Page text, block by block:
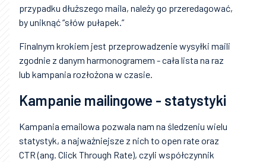
przypadku dłuższego maila, należy go przeredagować,
by uniknąć “słów pułapek.”
Finalnym krokiem jest przeprowadzenie wysyłki maili
zgodnie z danym harmonogramem - cała lista na raz
lub kampania rozłożona w czasie.
Kampanie mailingowe - statystyki
Kampania emailowa pozwala nam na śledzeniu wielu
statystyk, a najważniejsze z nich to open rate oraz
CTR (ang. Click Through Rate), czyli współczynnik